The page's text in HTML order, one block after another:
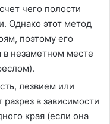
чего полости
Однако этот метод
поэтому его
в незаметном месте
лезвием или
в зависимости
края (если она